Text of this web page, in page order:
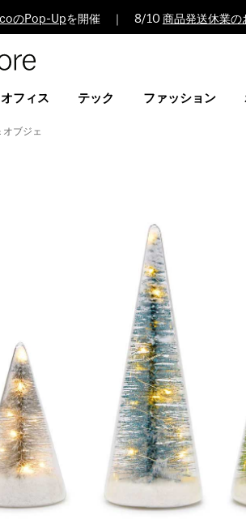
のPop-Upを開催 ｜ 8/10 商品発送休業の
Design
オフィス テック ファッション
オブジェ